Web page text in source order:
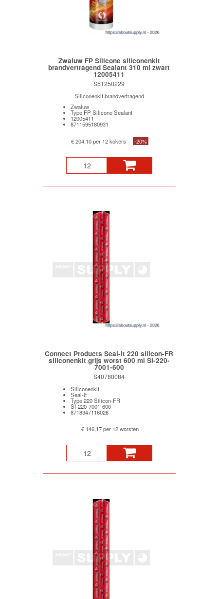
Zwaluw FP Silicone siliconenkit
brandvertragend Sealant 310 ml zwart
12005411
S51250229
Siliconenkit brandvertragend
Zwaluw
Type FP Silicone Sealant
12005411
8711595180931
€ 204,10 per 12 kokers -20%
Connect Products Seal-it 220 silicon-FR
siliconenkit grijs worst 600 ml SI-220-
7001-600
S40780084
Siliconenkit
Seal-it
Type 220 Silicon-FR
SI-220-7001-600
8718347116026
€ 146,17 per 12 worsten